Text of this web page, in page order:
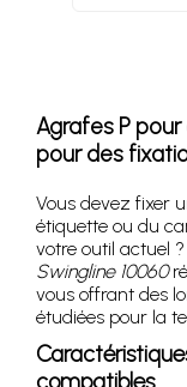
Agrafes P
pour des
Vous devez fixer
étiquette ou du
votre outil actuel
Swingline 10060
vous offrant des
étudiées pour la